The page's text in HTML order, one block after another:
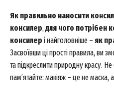
Company
About
Contact us
Як правильно наносити
консилер, для чого потрібен
консилер і найголовніше – як
Засвоївши ці прості правила, ви
та підкреслити природну красу.
пам’ятайте: макіяж – це не маска,